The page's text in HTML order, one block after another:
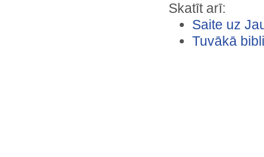
Skatīt arī:
Saite uz
Tuvākā